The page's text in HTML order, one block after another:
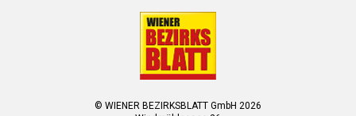
© WIENER BEZIRKSBLATT GmbH 2026